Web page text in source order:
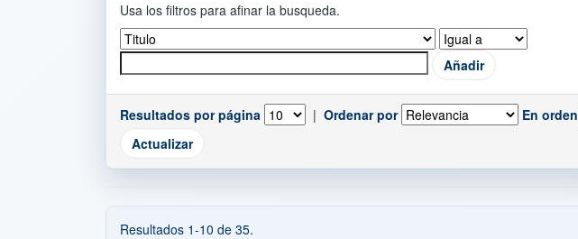
Usa los filtros para afinar la busqueda.
Resultados por página | Ordenar por En orden
Resultados 1-10 de 35.